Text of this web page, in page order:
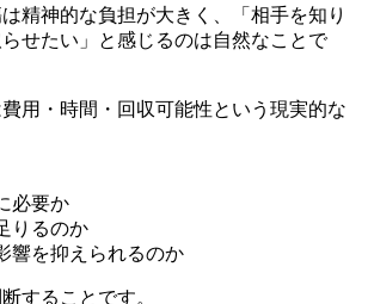
精神的な負担が大きく、「相手を知り
せたい」と感じるのは自然なことで
用・時間・回収可能性という現実的な
必要か
りるのか
響を抑えられるのか
することです。